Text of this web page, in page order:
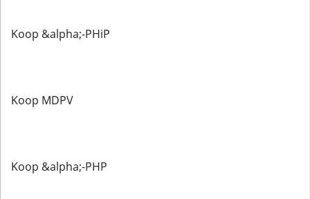
Koop &alpha;-PHiP
Koop MDPV
Koop &alpha;-PHP